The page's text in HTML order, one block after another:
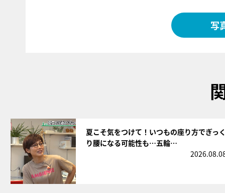
写
夏こそ気をつけて！いつもの座り方でぎっ
り腰になる可能性も…五輪…